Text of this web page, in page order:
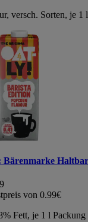
versch. Sorten, je 1
Bärenmarke
von 0.99€
Fett, je 1 l Packung